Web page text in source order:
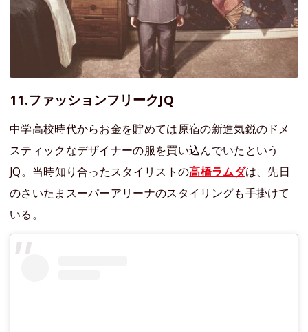
11.ファッションフリークJQ
中学高校時代からお金を貯めては原宿の新進気鋭のドメ
スティックなデザイナーの服を買い込んでいたという
JQ。当時知り合ったスタイリストの高橋ラムダは、先日
のさいたまスーパーアリーナのスタイリングも手掛けて
いる。